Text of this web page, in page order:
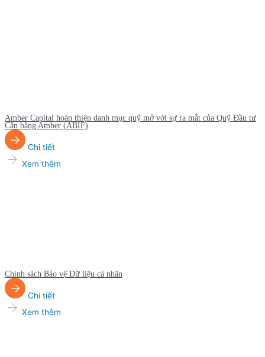
Amber Capital hoàn thiện danh mục quỹ mở với sự ra mắt của Quỹ Đầu tư
Cân bằng Amber (ABIF)
Chi tiết
Xem thêm
Chính sách Bảo vệ Dữ liệu cá nhân
Chi tiết
Xem thêm